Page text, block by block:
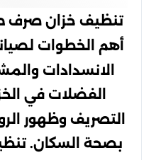
تنظيف خزان صرف
أهم الخطوات
الانسدادات
الفضلات في
التصريف وظهور
بصحة السكان.